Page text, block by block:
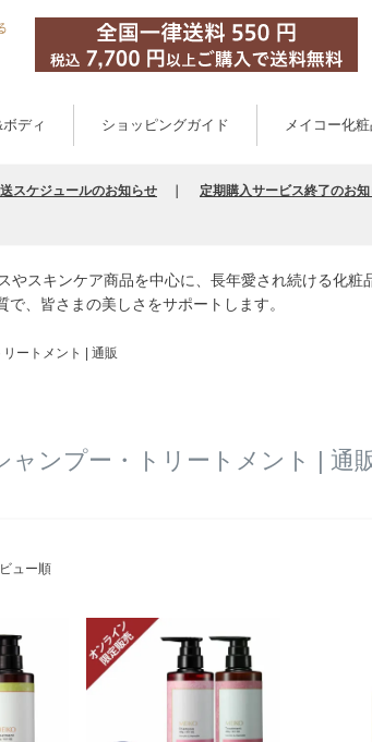
ディ ショッピングガイド メイコー化
スケジュールのお知らせ 定期購入サービス終了のお
スキンケア商品を中心に、長年愛され続ける化粧
、皆さまの美しさをサポートします。
ートメント | 通販
ャンプー・トリートメント | 通
ュー順